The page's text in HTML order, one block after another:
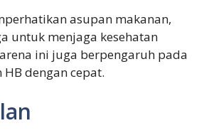
asupan makanan,
untuk menjaga kesehatan
ini juga berpengaruh pada
dengan cepat.